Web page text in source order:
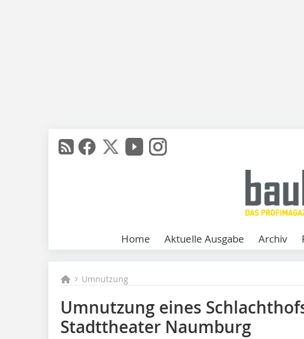
Home Aktuelle Ausgabe Archiv
Umnutzung
Umnutzung eines
Stadttheater Naumburg